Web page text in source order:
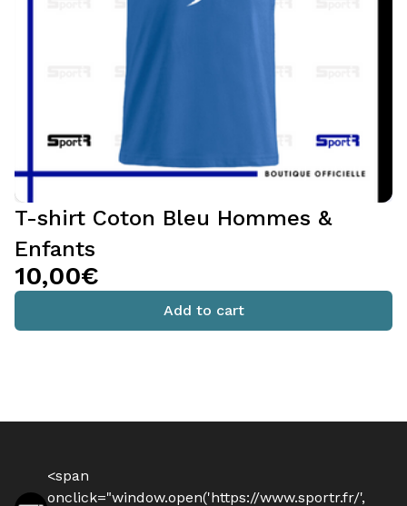
T-shirt Coton Bleu Hommes &
Enfants
10,00€
Add to cart
<span
onclick="window.open('https://www.sportr.fr/',